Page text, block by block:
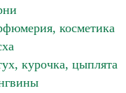
косметика
курочка, цыплята